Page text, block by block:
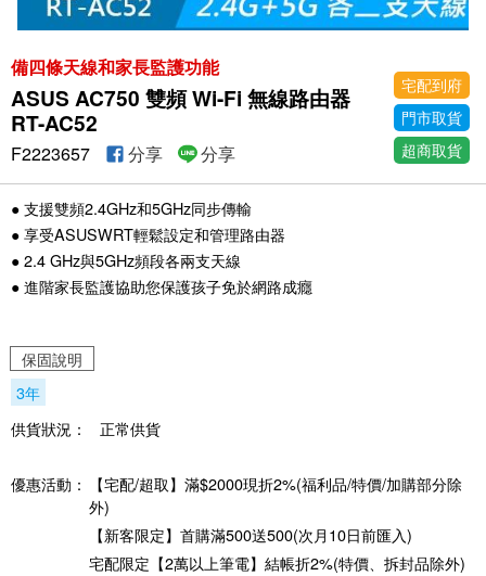
備四條天線和家長監護功能
ASUS AC750 雙頻 Wi-Fi 無線路由器
RT-AC52
宅配到府
門市取貨
超商取貨
F2223657 分享 分享
● 支援雙頻2.4GHz和5GHz同步傳輸
● 享受ASUSWRT輕鬆設定和管理路由器
● 2.4 GHz與5GHz頻段各兩支天線
● 進階家長監護協助您保護孩子免於網路成癮
保固說明
3年
供貨狀況：
正常供貨
優惠活動：
【宅配/超取】滿$2000現折2%(福利品/特價/加購部分除
外)
【新客限定】首購滿500送500(次月10日前匯入)
宅配限定【2萬以上筆電】結帳折2%(特價、拆封品除外)